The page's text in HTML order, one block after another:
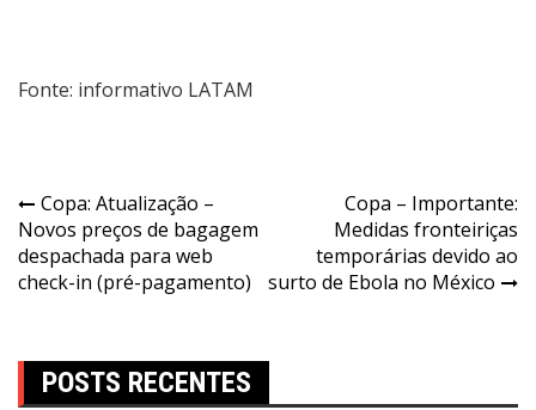
Fonte: informativo LATAM
Copa: Atualização –
Novos preços de bagagem
despachada para web
check-in (pré-pagamento)
Copa – Importante:
Medidas fronteiriças
temporárias devido ao
surto de Ebola no México
POSTS RECENTES